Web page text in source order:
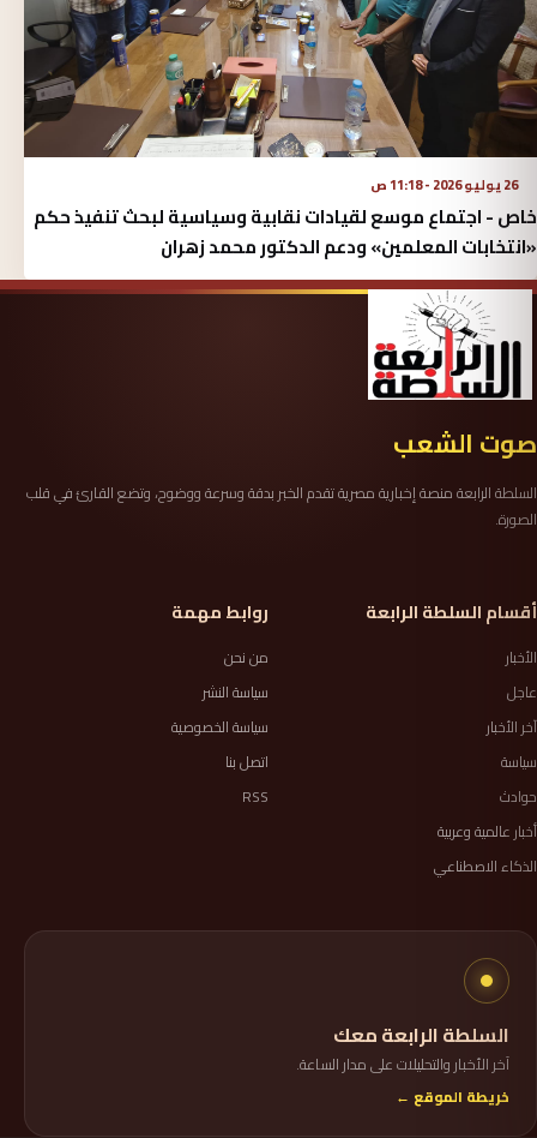
26 يوليو 2026 - 11:18 ص
خاص - اجتماع موسع لقيادات نقابية وسياسية لبحث تنفيذ حكم
«انتخابات المعلمين» ودعم الدكتور محمد زهران
صوت الشعب
السلطة الرابعة منصة إخبارية مصرية تقدم الخبر بدقة وسرعة ووضوح، وتضع القارئ في قلب
الصورة.
أقسام السلطة الرابعة
الأخبار
عاجل
آخر الأخبار
سياسة
حوادث
أخبار عالمية وعربية
الذكاء الاصطناعي
روابط مهمة
من نحن
سياسة النشر
سياسة الخصوصية
اتصل بنا
RSS
السلطة الرابعة معك
آخر الأخبار والتحليلات على مدار الساعة.
خريطة الموقع ←